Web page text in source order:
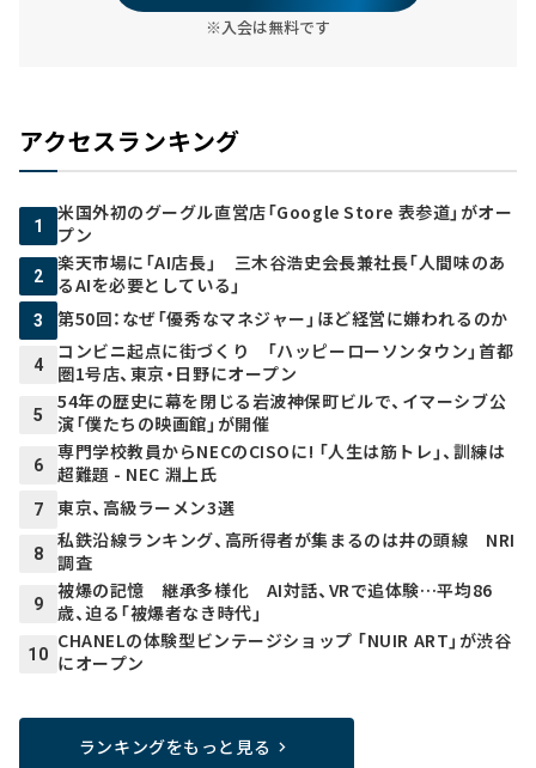
※入会は無料です
アクセスランキング
1
米国外初のグーグル直営店「Google Store 表参道」がオー
プン
2
楽天市場に「AI店長」 三木谷浩史会長兼社長「人間味のあ
るAIを必要としている」
3 第50回：なぜ「優秀なマネジャー」ほど経営に嫌われるのか
4
コンビニ起点に街づくり 「ハッピーローソンタウン」首都
圏1号店、東京・日野にオープン
5
54年の歴史に幕を閉じる岩波神保町ビルで、イマーシブ公
演「僕たちの映画館」が開催
6
専門学校教員からNECのCISOに! 「人生は筋トレ」、訓練は
超難題 - NEC 淵上氏
7 東京、高級ラーメン3選
8
私鉄沿線ランキング、高所得者が集まるのは井の頭線 NRI
調査
9
被爆の記憶 継承多様化 AI対話、VRで追体験…平均86
歳、迫る「被爆者なき時代」
10
CHANELの体験型ビンテージショップ 「NUIR ART」が渋谷
にオープン
ランキングをもっと見る